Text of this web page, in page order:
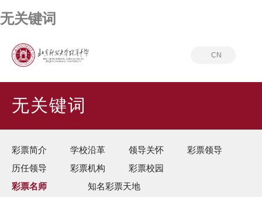
无关键词
CN
无关键词
彩票简介 学校沿革 领导关怀
彩票领导
历任领导
彩票机构
彩票校园
彩票名师
知名彩票天地